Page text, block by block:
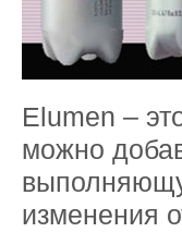
Elumen –
можно
изменения